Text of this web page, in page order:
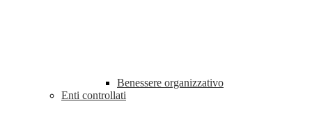
Benessere organizzativo
Enti controllati